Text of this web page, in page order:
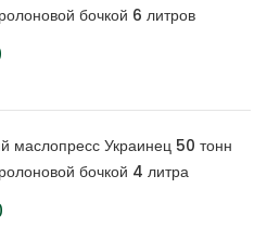
бочкой 6 литров
маслопресс Украинец 50 тонн
бочкой 4 литра